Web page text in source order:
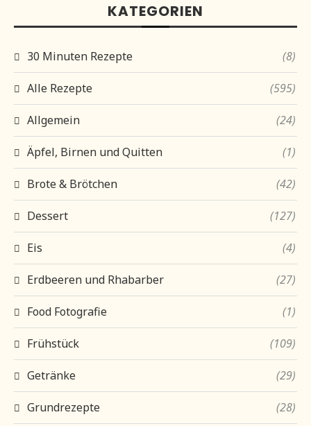
KATEGORIEN
30 Minuten Rezepte (8)
Alle Rezepte (595)
Allgemein (24)
Äpfel, Birnen und Quitten (1)
Brote & Brötchen (42)
Dessert (127)
Eis (4)
Erdbeeren und Rhabarber (27)
Food Fotografie (1)
Frühstück (109)
Getränke (29)
Grundrezepte (28)